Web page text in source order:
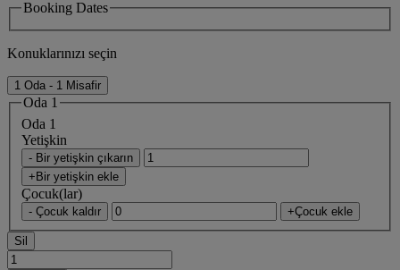
Booking Dates
Konuklarınızı seçin
1 Oda - 1 Misafir
Oda 1
Oda 1
Yetişkin
- Bir yetişkin çıkarın
+Bir yetişkin ekle
Çocuk(lar)
- Çocuk kaldır +Çocuk ekle
Sil